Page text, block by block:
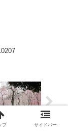
プ サイドバー